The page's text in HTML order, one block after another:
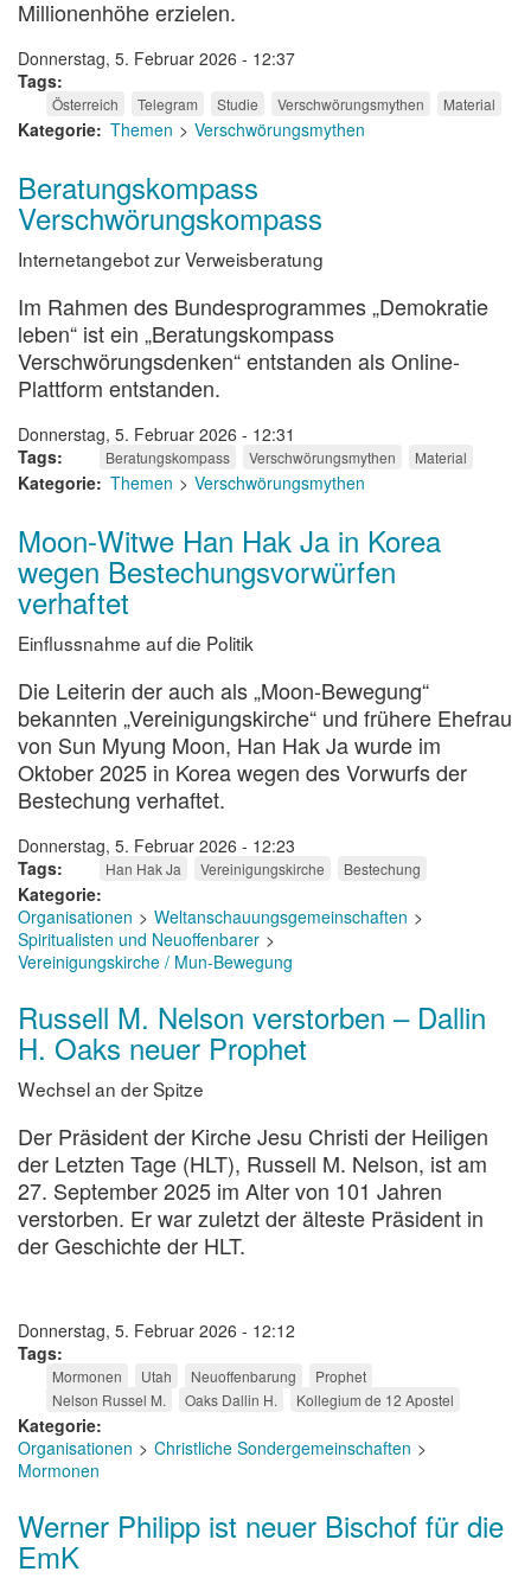
Millionenhöhe erzielen.
Donnerstag, 5. Februar 2026 - 12:37
Tags
Österreich Telegram Studie Verschwörungsmythen Material
Kategorie Themen Verschwörungsmythen
Beratungskompass
Verschwörungskompass
Internetangebot zur Verweisberatung
Im Rahmen des Bundesprogrammes „Demokratie
leben“ ist ein „Beratungskompass
Verschwörungsdenken“ entstanden als Online-
Plattform entstanden.
Donnerstag, 5. Februar 2026 - 12:31
Tags
Beratungskompass Verschwörungsmythen Material
Kategorie Themen Verschwörungsmythen
Moon-Witwe Han Hak Ja in Korea
wegen Bestechungsvorwürfen
verhaftet
Einflussnahme auf die Politik
Die Leiterin der auch als „Moon-Bewegung“
bekannten „Vereinigungskirche“ und frühere Ehefrau
von Sun Myung Moon, Han Hak Ja wurde im
Oktober 2025 in Korea wegen des Vorwurfs der
Bestechung verhaftet.
Donnerstag, 5. Februar 2026 - 12:23
Tags
Han Hak Ja Vereinigungskirche Bestechung
Kategorie
Organisationen
Weltanschauungsgemeinschaften
Spiritualisten und Neuoffenbarer
Vereinigungskirche / Mun-Bewegung
Russell M. Nelson verstorben – Dallin
H. Oaks neuer Prophet
Wechsel an der Spitze
Der Präsident der Kirche Jesu Christi der Heiligen
der Letzten Tage (HLT), Russell M. Nelson, ist am
27. September 2025 im Alter von 101 Jahren
verstorben. Er war zuletzt der älteste Präsident in
der Geschichte der HLT.
Donnerstag, 5. Februar 2026 - 12:12
Tags
Mormonen Utah Neuoffenbarung
Prophet
Nelson Russel M.
Oaks Dallin H. Kollegium de 12 Apostel
Kategorie
Organisationen
Christliche Sondergemeinschaften
Mormonen
Werner Philipp ist neuer Bischof für die
EmK